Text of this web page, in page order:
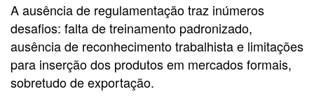
A ausência de regulamentação traz inúmeros
desafios: falta de treinamento padronizado,
ausência de reconhecimento trabalhista e limitações
para inserção dos produtos em mercados formais,
sobretudo de exportação.